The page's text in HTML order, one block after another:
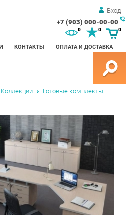
Вход
+7 (903) 000-00-00
КОНТАКТЫ ОПЛАТА И ДОСТАВКА
0 0
Коллекции Готовые комплекты